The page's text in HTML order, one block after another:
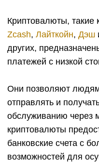
Криптовалюты, такие
Zcash, Лайткойн, Дэш
других,
платежей с низкой
Они позволяют людям
отправлять и
обслуживанию через
криптовалюты
банковские счета с
возможностей для